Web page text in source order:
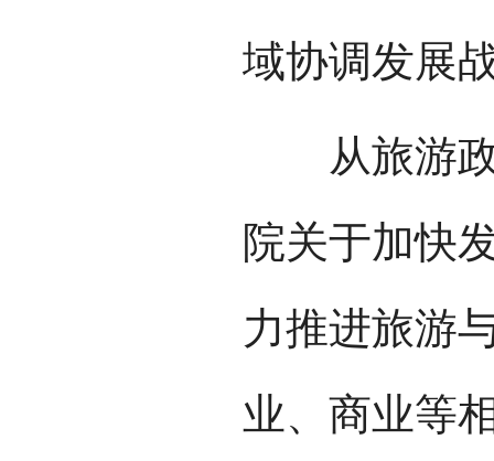
域协调发展
从旅游政
院关于加快
力推进旅游
业、商业等